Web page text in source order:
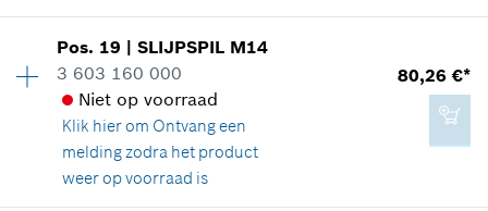
27,81 €*
Prijs incl. BTW
Aan winkelwagen toevoegen
Toepassingsinstructie
In weergave tonen
27,81 €*
Prijsgroep:49
reserveonderdelen informatie
Toepassingsinstructie
In weergave tonen
Pos. 19 |SLIJPSPIL M14
3 603 160 000
Niet op voorraad
Klik hier om Ontvang een
melding zodra het product
weer op voorraad is
80,26 €*